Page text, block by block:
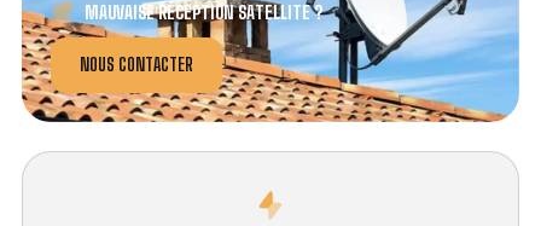
MAUVAISE RÉCEPTION SATELLITE ?
NOUS CONTACTER